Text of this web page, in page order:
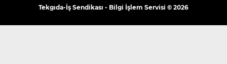
Tekgıda-İş Sendikası - Bilgi İşlem Servisi © 2026